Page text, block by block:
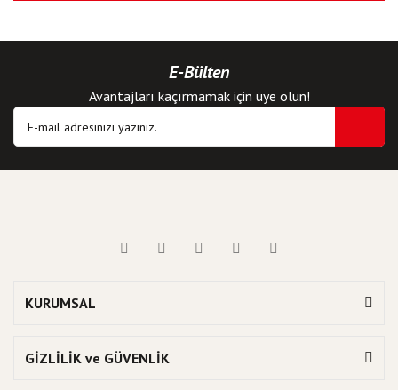
E-Bülten
Avantajları kaçırmamak için üye olun!
KURUMSAL
GİZLİLİK ve GÜVENLİK